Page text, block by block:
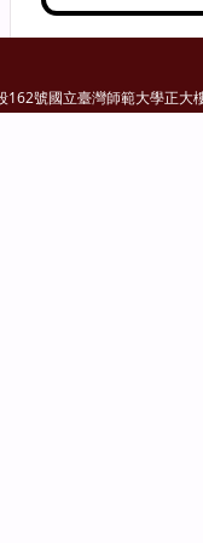
號國立臺灣師範大學正大